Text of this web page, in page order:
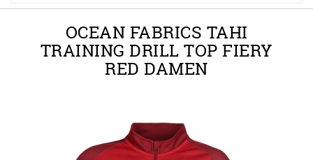
OCEAN FABRICS TAHI
TRAINING DRILL TOP FIERY
RED DAMEN